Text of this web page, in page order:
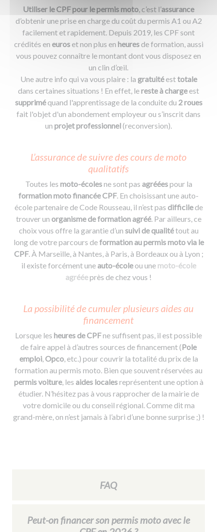
Utiliser le CPF pour le permis moto, c’est l’assurance
d’obtenir une prise en charge du coût du permis A1 ou A2
facilement et rapidement. Depuis 2019, les CPF sont
crédités en euroset non plus en heures de formation, aussi
vous pouvez connaître le montant dont vous disposez en
un clin d’œil.
Une autre info qui va vous plaire : la gratuitéesttotale
dans certaines situations ! En effet, lereste à chargeest
suppriméquand l'apprentissage de la conduite du 2 roues
fait l'objet d'un abondement employeur ou s’inscrit dans
un projet professionnel(reconversion).
L’assurance de suivre des cours de moto
qualitatifs
Toutes les moto-écolesne sont pas agrééespour la
formation moto financée CPF. En choisissant une auto-
école partenaire de Code Rousseau, il n’est pas difficilede
trouver un organisme de formationagréé. Par ailleurs, ce
choix vous offre la garantie d’un suivi de qualitétout au
long de votre parcours deformation au permis moto via le
CPF. À Marseille, à Nantes, à Paris, à Bordeaux ou à Lyon ;
il existe forcément uneauto-écoleou une moto-école
agrééeprès de chez vous !
La possibilité de cumuler plusieurs aides au
financement
Lorsque les heures de CPFne suffisent pas, il est possible
de faire appel à d’autres sources de financement (Pole
emploi,Opco, etc.) pour couvrir la totalité du prix de la
formation au permis moto. Bien que souvent réservées au
permis voiture, les aides localesreprésentent une option à
étudier. N’hésitez pas à vous rapprocher de la mairie de
votre domicile ou du conseil régional. Comme dit ma
grand-mère, on n’est jamais à l’abri d’une bonne surprise ;) !
FAQ
Peut-on financer son permis moto avec le